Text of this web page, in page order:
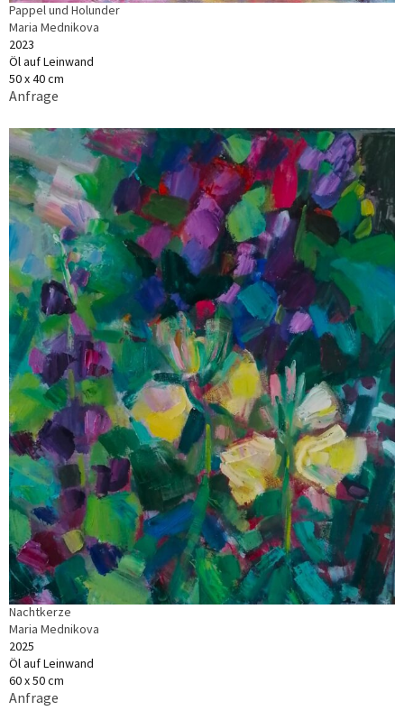
Pappel und Holunder
Maria Mednikova
2023
Öl auf Leinwand
50 x 40 cm
Anfrage
Nachtkerze
Maria Mednikova
2025
Öl auf Leinwand
60 x 50 cm
Anfrage